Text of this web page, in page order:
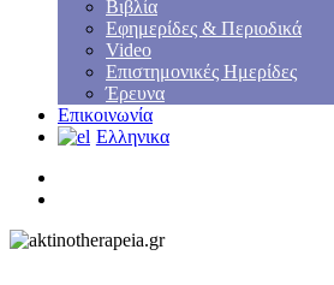
Βιβλία
Εφημερίδες & Περιοδικά
Video
Επιστημονικές Ημερίδες
Έρευνα
Επικοινωνία
Ελληνικα